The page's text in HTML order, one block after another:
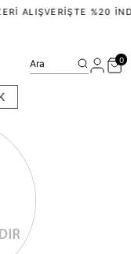
ALIŞVERIŞTE %20
Ara 0